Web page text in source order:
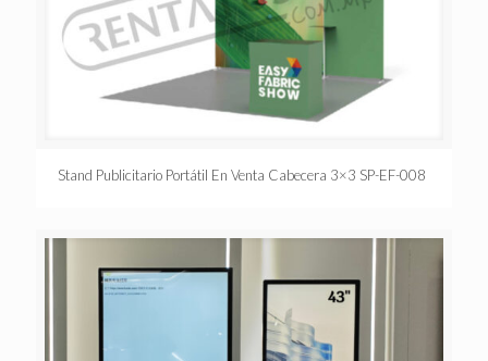
Stand Publicitario Portátil En Venta Cabecera 3×3 SP-EF-008